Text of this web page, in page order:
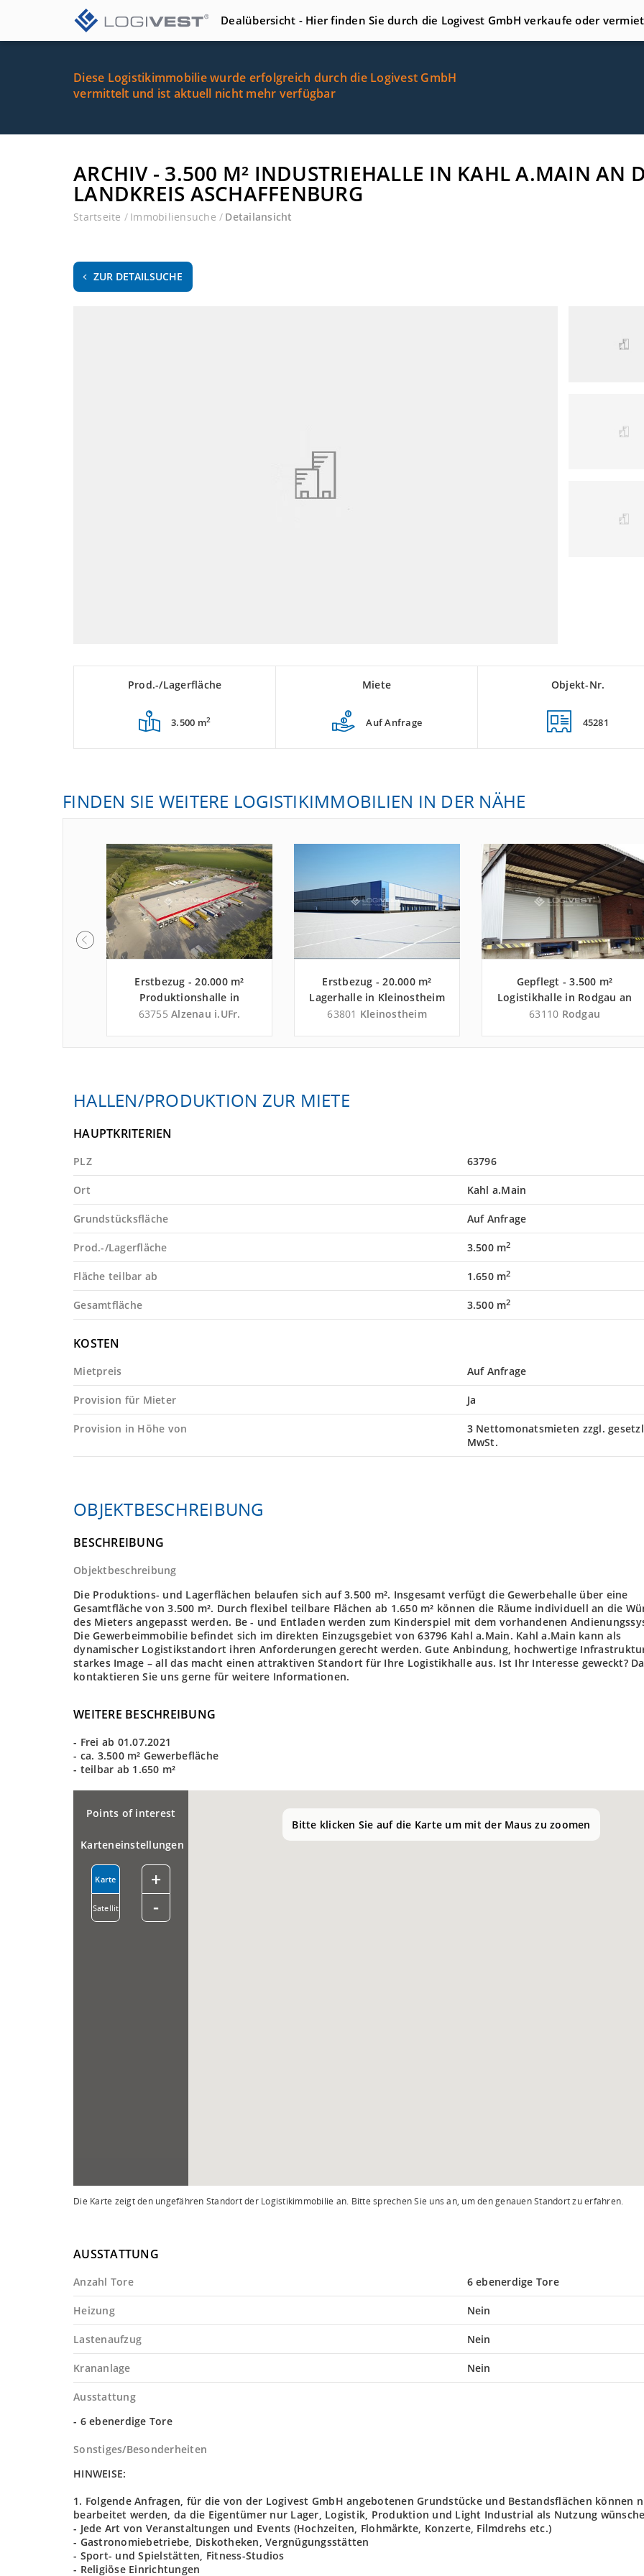
Dealübersicht - Hier finden Sie durch die Logivest GmbH verkaufe oder
Diese Logistikimmobilie wurde erfolgreich durch die Logivest GmbH
vermittelt und ist aktuell nicht mehr verfügbar
ARCHIV - 3.500 M² INDUSTRIEHALLE IN KAHL A.MAIN AN
LANDKREIS ASCHAFFENBURG
Startseite / Immobiliensuche / Detailansicht
ZUR DETAILSUCHE
Prod.-/Lagerfläche
3.500 m2
Miete
Auf Anfrage
Objekt-Nr.
45281
FINDEN SIE WEITERE LOGISTIKIMMOBILIEN IN DER NÄHE
Erstbezug - 20.000 m²
Produktionshalle in
Alzenau i.UFr. an der
Aschaffenburg
63755 Alzenau i.UFr.
Erstbezug - 20.000 m²
Lagerhalle in Kleinostheim
an der Autobahn A 3 -
63801 Kleinostheim
Gepflegt - 3.500 m²
Logistikhalle in Rodgau an
der Autobahn A 3 -
63110 Rodgau
HALLEN/PRODUKTION ZUR MIETE
HAUPTKRITERIEN
PLZ 63796
Ort Kahl a.Main
Grundstücksfläche Auf Anfrage
Prod.-/Lagerfläche 3.500 m2
Fläche teilbar ab 1.650 m2
Gesamtfläche 3.500 m2
KOSTEN
Mietpreis Auf Anfrage
Provision für Mieter Ja
Provision in Höhe von
3 Nettomonatsmieten zzgl.
MwSt.
OBJEKTBESCHREIBUNG
BESCHREIBUNG
Objektbeschreibung
Die Produktions- und Lagerflächen belaufen sich auf 3.500 m². Insgesamt verfügt die Gewerbehalle über eine
Gesamtfläche von 3.500 m². Durch flexibel teilbare Flächen ab 1.650 m² können die Räume individuell an die
des Mieters angepasst werden. Be - und Entladen werden zum Kinderspiel mit dem vorhandenen
Die Gewerbeimmobilie befindet sich im direkten Einzugsgebiet von 63796 Kahl a.Main. Kahl a.Main kann als
dynamischer Logistikstandort ihren Anforderungen gerecht werden. Gute Anbindung, hochwertige
starkes Image – all das macht einen attraktiven Standort für Ihre Logistikhalle aus. Ist Ihr Interesse geweckt?
kontaktieren Sie uns gerne für weitere Informationen.
WEITERE BESCHREIBUNG
- Frei ab 01.07.2021
- ca. 3.500 m² Gewerbefläche
- teilbar ab 1.650 m²
Bitte klicken Sie auf die Karte um mit der Maus zu zoomen
Points of interest
Karteneinstellungen
Karte
Satellit
+
-
Die Karte zeigt den ungefähren Standort der Logistikimmobilie an. Bitte sprechen Sie uns an, um den genauen Standort zu erfahren.
AUSSTATTUNG
Anzahl Tore 6 ebenerdige Tore
Heizung Nein
Lastenaufzug Nein
Krananlage Nein
Ausstattung
- 6 ebenerdige Tore
Sonstiges/Besonderheiten
HINWEISE:
1. Folgende Anfragen, für die von der Logivest GmbH angebotenen Grundstücke und Bestandsflächen können
bearbeitet werden, da die Eigentümer nur Lager, Logistik, Produktion und Light Industrial als Nutzung
- Jede Art von Veranstaltungen und Events (Hochzeiten, Flohmärkte, Konzerte, Filmdrehs etc.)
- Gastronomiebetriebe, Diskotheken, Vergnügungsstätten
- Sport- und Spielstätten, Fitness-Studios
- Religiöse Einrichtungen